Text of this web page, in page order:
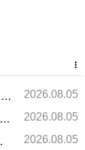
2026.08.05
2026.08.05
2026.08.05